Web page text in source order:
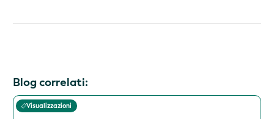
Blog correlati:
Visualizzazioni